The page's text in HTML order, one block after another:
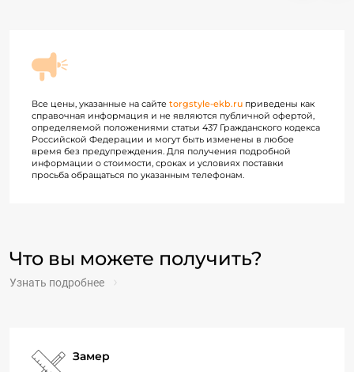
Все цены, указанные на сайте torgstyle-ekb.ru приведены как
справочная информация и не являются публичной офертой,
определяемой положениями статьи 437 Гражданского кодекса
Российской Федерации и могут быть изменены в любое
время без предупреждения. Для получения подробной
информации о стоимости, сроках и условиях поставки
просьба обращаться по указанным телефонам.
Что вы можете получить?
Узнать подробнее
Замер